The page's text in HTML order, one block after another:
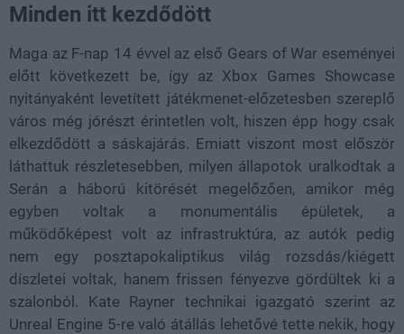
Minden itt kezdődött
Maga az F-nap 14 évvel az első Gears of War eseményei
előtt következett be, így az Xbox Games Showcase
nyitányaként levetített játékmenet-előzetesben szereplő
város még jórészt érintetlen volt, hiszen épp hogy csak
elkezdődött a sáskajárás. Emiatt viszont most először
láthattuk részletesebben, milyen állapotok uralkodtak a
Serán a háború kitörését megelőzően, amikor még
egyben voltak a monumentális épületek, a
működőképest volt az infrastruktúra, az autók pedig
nem egy posztapokaliptikus világ rozsdás/kiégett
díszletei voltak, hanem frissen fényezve gördültek ki a
szalonból. Kate Rayner technikai igazgató szerint az
Unreal Engine 5-re való átállás lehetővé tette nekik, hogy